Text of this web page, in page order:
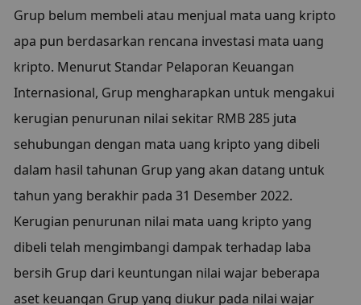
Grup belum membeli atau menjual mata uang kripto
apa pun berdasarkan rencana investasi mata uang
kripto. Menurut Standar Pelaporan Keuangan
Internasional, Grup mengharapkan untuk mengakui
kerugian penurunan nilai sekitar RMB 285 juta
sehubungan dengan mata uang kripto yang dibeli
dalam hasil tahunan Grup yang akan datang untuk
tahun yang berakhir pada 31 Desember 2022.
Kerugian penurunan nilai mata uang kripto yang
dibeli telah mengimbangi dampak terhadap laba
bersih Grup dari keuntungan nilai wajar beberapa
aset keuangan Grup yang diukur pada nilai wajar